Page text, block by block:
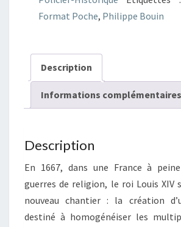
Format Poche, Philippe Bouin
Description
Informations complémentaires
Description
En 1667, dans une France à
guerres de religion, le roi Louis XIV
nouveau chantier : la création
destiné à homogénéiser les